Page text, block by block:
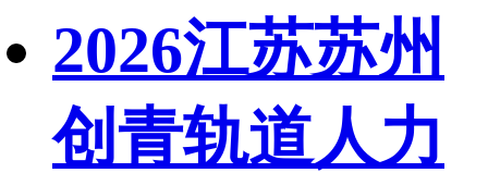
2026江苏苏州
创青轨道人力